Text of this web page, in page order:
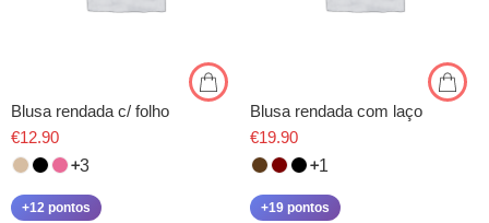
Blusa rendada c/ folho
€12.90
3
+12 pontos
Blusa rendada com laço
€19.90
1
+19 pontos